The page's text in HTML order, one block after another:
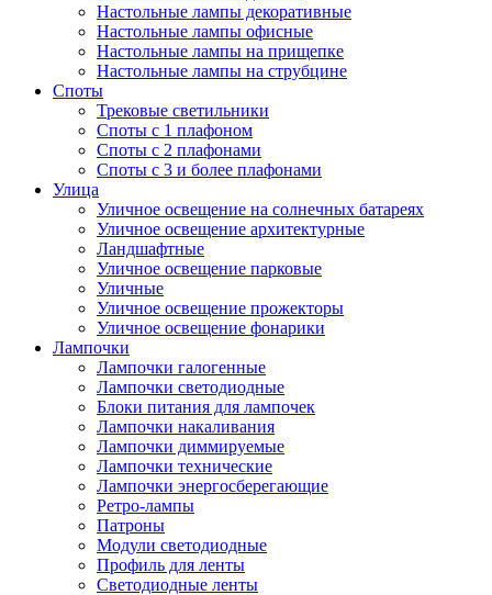
Настольные лампы декоративные
Настольные лампы офисные
Настольные лампы на прищепке
Настольные лампы на струбцине
Споты
Трековые светильники
Споты с 1 плафоном
Споты с 2 плафонами
Споты с 3 и более плафонами
Улица
Уличное освещение на солнечных батареях
Уличное освещение архитектурные
Ландшафтные
Уличное освещение парковые
Уличные
Уличное освещение прожекторы
Уличное освещение фонарики
Лампочки
Лампочки галогенные
Лампочки светодиодные
Блоки питания для лампочек
Лампочки накаливания
Лампочки диммируемые
Лампочки технические
Лампочки энергосберегающие
Ретро-лампы
Патроны
Модули светодиодные
Профиль для ленты
Светодиодные ленты